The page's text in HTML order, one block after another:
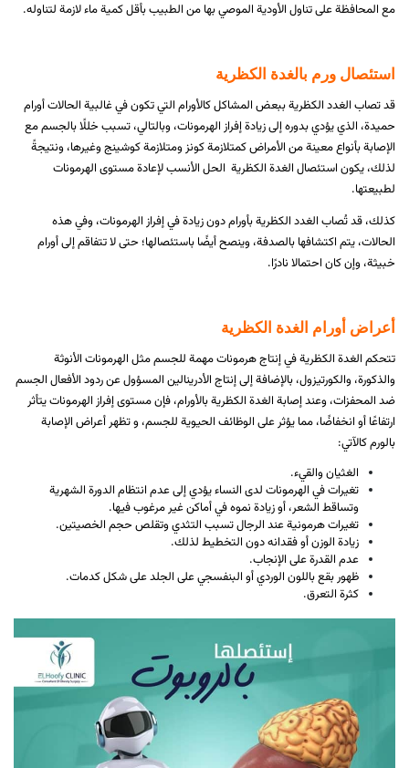
مع المحافظة على تناول الأودية الموصي بها من الطبيب بأقل كمية ماء لازمة لتناوله.
استئصال ورم بالغدة الكظرية
قد تصاب الغدد الكظرية ببعض المشاكل كالأورام التي تكون في غالبية الحالات أورام
حميدة، الذي يؤدي بدوره إلى زيادة إفراز الهرمونات، وبالتالي، تسبب خللًا بالجسم مع
الإصابة بأنواع معينة من الأمراض كمتلازمة كونز ومتلازمة كوشينج وغيرها، ونتيجةً
لذلك، يكون استئصال الغدة الكظرية الحل الأنسب لإعادة مستوى الهرمونات
لطبيعتها.
كذلك، قد تُصاب الغدد الكظرية بأورام دون زيادة في إفراز الهرمونات، وفي هذه
الحالات، يتم اكتشافها بالصدفة، وينصح أيضًا باستئصالها؛ حتى لا تتفاقم إلى أورام
خبيثة، وإن كان احتمالا نادرًا.
أعراض أورام الغدة الكظرية
تتحكم الغدة الكظرية في إنتاج هرمونات مهمة للجسم مثل الهرمونات الأنوثة
والذكورة، والكورتيزول، بالإضافة إلى إنتاج الأدرينالين المسؤول عن ردود الأفعال الجسم
ضد المحفزات، وعند إصابة الغدة الكظرية بالأورام، فإن مستوى إفراز الهرمونات يتأثر
ارتفاعًا أو انخفاضًا، مما يؤثر على الوظائف الحيوية للجسم، و تظهر أعراض الإصابة
بالورم كالآتي:
الغثيان والقيء.
تغيرات في الهرمونات لدى النساء يؤدي إلى عدم انتظام الدورة الشهرية
وتساقط الشعر، أو زيادة نموه في أماكن غير مرغوب فيها.
تغيرات هرمونية عند الرجال تسبب التثدي وتقلص حجم الخصيتين.
زيادة الوزن أو فقدانه دون التخطيط لذلك.
عدم القدرة على الإنجاب.
ظهور بقع باللون الوردي أو البنفسجي على الجلد على شكل كدمات.
كثرة التعرق.